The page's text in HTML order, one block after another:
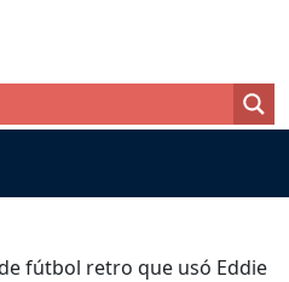
fútbol retro que usó Eddie